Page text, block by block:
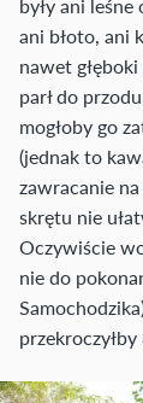
ani błoto, ani
nawet
parł do
mogłoby go
(jednak to
zawracanie
skrętu nie
Oczywiście
nie do